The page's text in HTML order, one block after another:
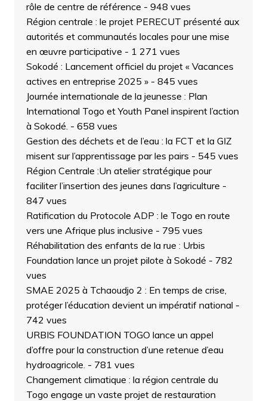
rôle de centre de référence - 948 vues
Région centrale : le projet PERECUT présenté aux
autorités et communautés locales pour une mise
en œuvre participative - 1 271 vues
Sokodé : Lancement officiel du projet « Vacances
actives en entreprise 2025 »- 845 vues
Journée internationale de la jeunesse : Plan
International Togo et Youth Panel inspirent l’action
à Sokodé. - 658 vues
Gestion des déchets et de l’eau : la FCT et la GIZ
misent sur l’apprentissage par les pairs - 545 vues
Région Centrale :Un atelier stratégique pour
faciliter l’insertion des jeunes dans l’agriculture -
847 vues
Ratification du Protocole ADP : le Togo en route
vers une Afrique plus inclusive - 795 vues
Réhabilitation des enfants de la rue : Urbis
Foundation lance un projet pilote à Sokodé - 782
vues
SMAE 2025 à Tchaoudjo 2 : En temps de crise,
protéger l’éducation devient un impératif national -
742 vues
URBIS FOUNDATION TOGO lance un appel
d’offre pour la construction d’une retenue d’eau
hydroagricole. - 781 vues
Changement climatique : la région centrale du
Togo engage un vaste projet de restauration